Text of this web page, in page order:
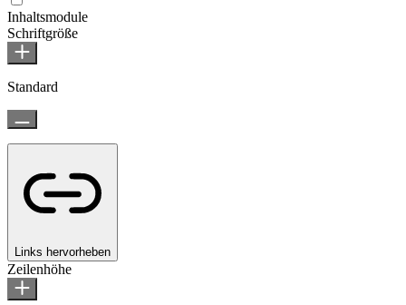
Inhaltsmodule
Schriftgröße
Standard
Links hervorheben
Zeilenhöhe